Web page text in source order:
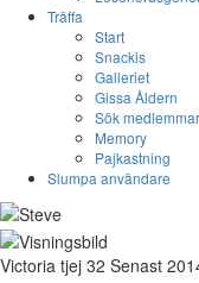
Träffa
Start
Snackis
Galleriet
Gissa Åldern
Sök medlemmar
Memory
Pajkastning
Slumpa användare
Victoria tjej 32 Senast